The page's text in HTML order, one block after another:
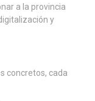
a la provincia
y
concretos, cada